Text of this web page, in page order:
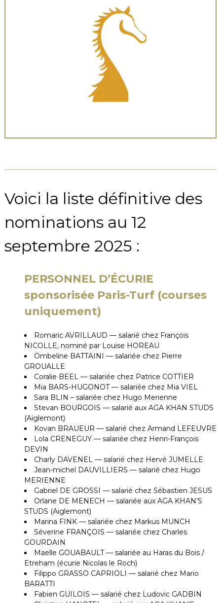
Voici la liste définitive des
nominations au 12
septembre 2025 :
PERSONNEL D’ÉCURIE
sponsorisée Paris-Turf (courses
uniquement)
Romaric AVRILLAUD — salarié chez François
NICOLLE, nominé par Louise HOREAU
Ombeline BATTAINI — salariée chez Pierre
GROUALLE
Coralie BEEL — salariée chez Patrice COTTIER
Mia BARS-HUGONOT — salariée chez Mia VIEL
Sara BLIN – salariée chez Hugo Merienne
Stevan BOURGOIS — salarié aux AGA KHAN STUDS
(Aiglemont)
Kovan BRAUEUR — salarié chez Armand LEFEUVRE
Lola CRENEGUY — salariée chez Henri-François
DEVIN
Charly DAVENEL — salarié chez Hervé JUMELLE
Jean-michel DAUVILLIERS — salarié chez Hugo
MERIENNE
Gabriel DE GROSSI — salarié chez Sébastien JESUS
Orlane DE MENECH — salariée aux AGA KHAN’S
STUDS (Aiglemont)
Marina FINK — salariée chez Markus MUNCH
Séverine FRANÇOIS — salariée chez Charles
GOURDAIN
Maelle GOUABAULT — salariée au Haras du Bois /
Etreham (écurie Nicolas le Roch)
Filippo GRASSO CAPRIOLI — salarié chez Mario
BARATTI
Fabien GUILOIS — salarié chez Ludovic GADBIN